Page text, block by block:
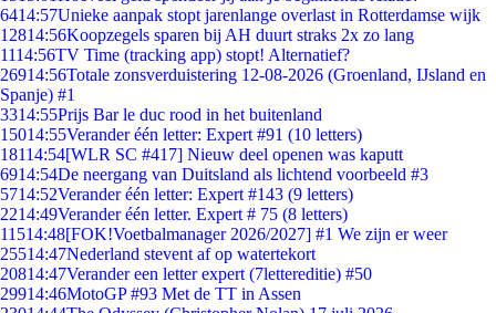
6414:57Unieke aanpak stopt jarenlange overlast in Rotterdamse wijk
12814:56Koopzegels sparen bij AH duurt straks 2x zo lang
1114:56TV Time (tracking app) stopt! Alternatief?
26914:56Totale zonsverduistering 12-08-2026 (Groenland, IJsland en
Spanje) #1
3314:55Prijs Bar le duc rood in het buitenland
15014:55Verander één letter: Expert #91 (10 letters)
18114:54[WLR SC #417] Nieuw deel openen was kaputt
6914:54De neergang van Duitsland als lichtend voorbeeld #3
5714:52Verander één letter: Expert #143 (9 letters)
2214:49Verander één letter. Expert # 75 (8 letters)
11514:48[FOK!Voetbalmanager 2026/2027] #1 We zijn er weer
25514:47Nederland stevent af op watertekort
20814:47Verander een letter expert (7lettereditie) #50
29914:46MotoGP #93 Met de TT in Assen